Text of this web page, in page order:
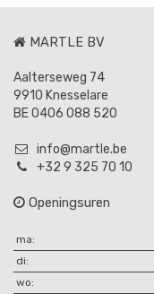
MARTLE BV
Aalterseweg 74
9910 Knesselare
BE 0406 088 520
info@martle.be
+32 9 325 70 10
Openingsuren
ma:
di:
wo: